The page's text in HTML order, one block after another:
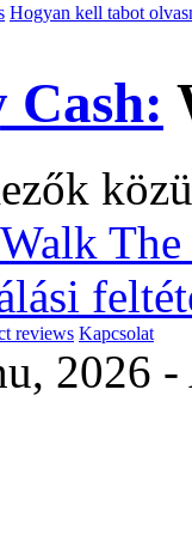
Hogyan kell tabot
Cash:
Walk
reviews Kapcsolat
2026 -